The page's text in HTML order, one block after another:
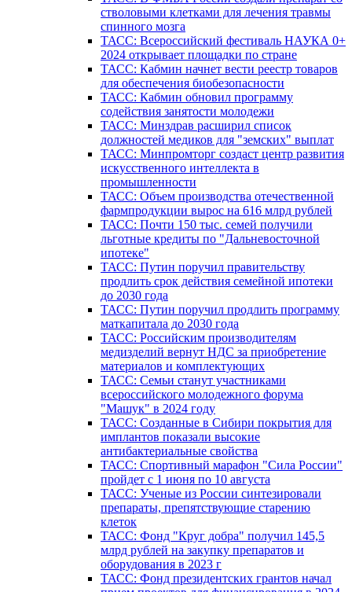
стволовыми клетками для лечения травмы
спинного мозга
ТАСС: Всероссийский фестиваль НАУКА 0+
2024 открывает площадки по стране
ТАСС: Кабмин начнет вести реестр товаров
для обеспечения биобезопасности
ТАСС: Кабмин обновил программу
содействия занятости молодежи
ТАСС: Минздрав расширил список
должностей медиков для "земских" выплат
ТАСС: Минпромторг создаст центр развития
искусственного интеллекта в
промышленности
ТАСС: Объем производства отечественной
фармпродукции вырос на 616 млрд рублей
ТАСС: Почти 150 тыс. семей получили
льготные кредиты по "Дальневосточной
ипотеке"
ТАСС: Путин поручил правительству
продлить срок действия семейной ипотеки
до 2030 года
ТАСС: Путин поручил продлить программу
маткапитала до 2030 года
ТАСС: Российским производителям
медизделий вернут НДС за приобретение
материалов и комплектующих
ТАСС: Семьи станут участниками
всероссийского молодежного форума
"Машук" в 2024 году
ТАСС: Созданные в Сибири покрытия для
имплантов показали высокие
антибактериальные свойства
ТАСС: Спортивный марафон "Сила России"
пройдет с 1 июня по 10 августа
ТАСС: Ученые из России синтезировали
препараты, препятствующие старению
клеток
ТАСС: Фонд "Круг добра" получил 145,5
млрд рублей на закупку препаратов и
оборудования в 2023 г
ТАСС: Фонд президентских грантов начал